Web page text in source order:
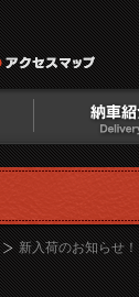
新入荷のお知らせ！